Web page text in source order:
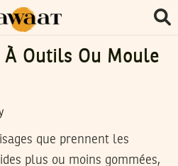
Outils Ou Moule
que prennent les
plus ou moins gommées,